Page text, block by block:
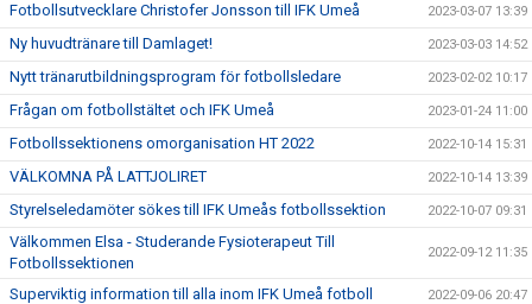
Fotbollsutvecklare Christofer Jonsson till IFK Umeå 2023-03-07 13:39
Ny huvudtränare till Damlaget! 2023-03-03 14:52
Nytt tränarutbildningsprogram för fotbollsledare 2023-02-02 10:17
Frågan om fotbollstältet och IFK Umeå 2023-01-24 11:00
Fotbollssektionens omorganisation HT 2022 2022-10-14 15:31
VÄLKOMNA PÅ LATTJOLIRET 2022-10-14 13:39
Styrelseledamöter sökes till IFK Umeås fotbollssektion 2022-10-07 09:31
Välkommen Elsa - Studerande Fysioterapeut Till
Fotbollssektionen
2022-09-12 11:35
Superviktig information till alla inom IFK Umeå fotboll 2022-09-06 20:47